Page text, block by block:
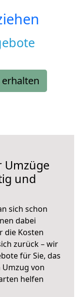
Umzüge
und
sich schon
dabei
die Kosten
zurück – wir
für Sie, das
von
helfen